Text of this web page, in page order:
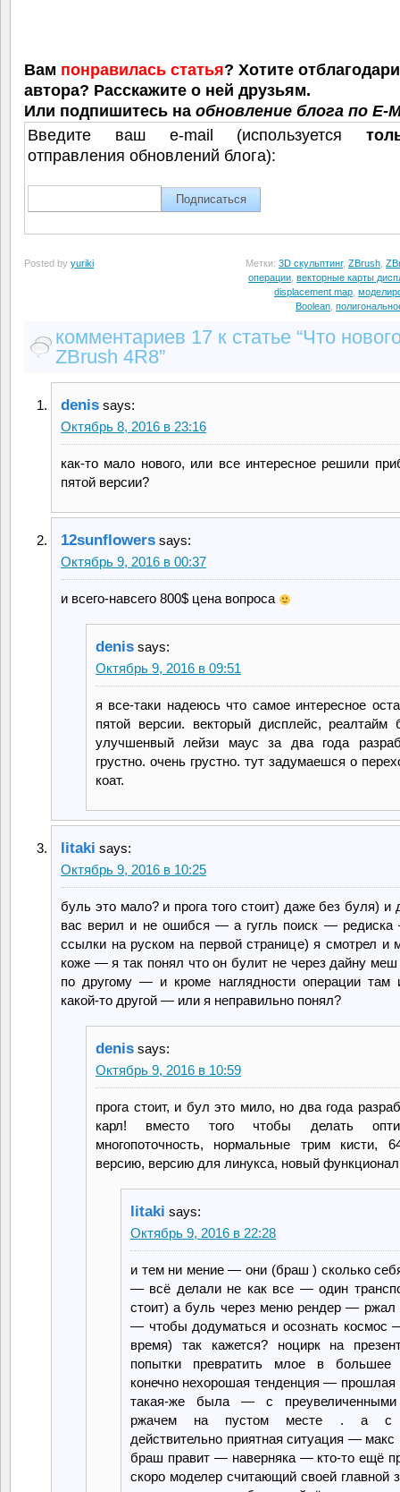
Вам понравилась статья? Хотите
автора? Расскажите о ней друзьям.
Или подпишитесь на обновление блога по E-
Введите ваш e-mail (используется
отправления обновлений блога):
Posted by yuriki Метки: 3D скульптинг, ZBrush
операции векторные карты
displacement map
Boolean
комментариев 17 к статье “Что
ZBrush 4R8”
denis says:
Октябрь 8, 2016 в 23:16
как-то мало нового, или все интересное решили
пятой версии?
12sunflowers says:
Октябрь 9, 2016 в 00:37
и всего-навсего 800$ цена вопроса
denis says:
Октябрь 9, 2016 в 09:51
я все-таки надеюсь что самое интересное
пятой версии. векторый дисплейс, реалтайм
улучшенвый лейзи маус за два года
грустно. очень грустно. тут задумаешся о
коат.
litaki says:
Октябрь 9, 2016 в 10:25
буль это мало? и прога того стоит) даже без буля)
вас верил и не ошибся — а гугль поиск —
ссылки на руском на первой странице) я смотрел и
коже — я так понял что он булит не через дайну
по другому — и кроме наглядности операции там
какой-то другой — или я неправильно понял?
denis says:
Октябрь 9, 2016 в 10:59
прога стоит, и бул это мило, но два года
карл! вместо того чтобы делать
многопоточность, нормальные трим кисти,
версию, версию для линукса, новый
litaki says:
Октябрь 9, 2016 в 22:28
и тем ни мение — они (браш ) сколько
— всё делали не как все — один
стоит) а буль через меню рендер — ржал
— чтобы додуматься и осознать космос
время) так кажется? ноцирк на
попытки превратить млое в
конечно нехорошая тенденция — прошлая
такая-же была — с
ржачем на пустом месте . а с
действительно приятная ситуация — макс
браш правит — наверняка — кто-то ещё
скоро моделер считающий своей главной